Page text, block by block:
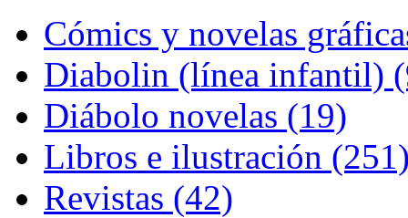
Cómics y novelas
Diabolin (línea infantil)
Diábolo novelas (19)
Libros e ilustración
Revistas (42)